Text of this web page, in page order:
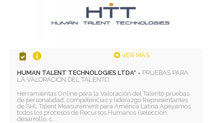
VER MÁS
HUMAN TALENT TECHNOLOGIES LTDA* - PRUEBAS PARA
LA VALORACIÓN DEL TALENTO
Herramientas Online para la Valoración del Talento pruebas
de personalidad, competencias y liderazgo Representantes
de SHL Talent Measurement para América Latina Apoyamos
todos los procesos de Recursos Humanos (selección,
desarrollo, c...